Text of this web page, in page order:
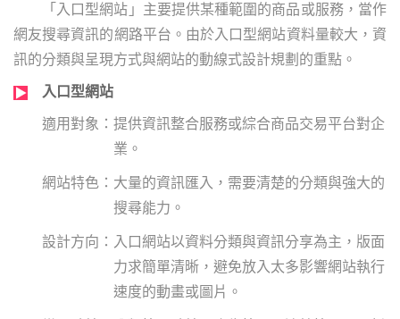
「入口型網站」主要提供某種範圍的商品或服務，當作
網友搜尋資訊的網路平台。由於入口型網站資料量較大，資
訊的分類與呈現方式與網站的動線式設計規劃的重點。
入口型網站
提供資訊整合服務或綜合商品交易平台對企
業。
大量的資訊匯入，需要清楚的分類與強大的
搜尋能力。
入口網站以資料分類與資訊分享為主，版面
力求簡單清晰，避免放入太多影響網站執行
速度的動畫或圖片。